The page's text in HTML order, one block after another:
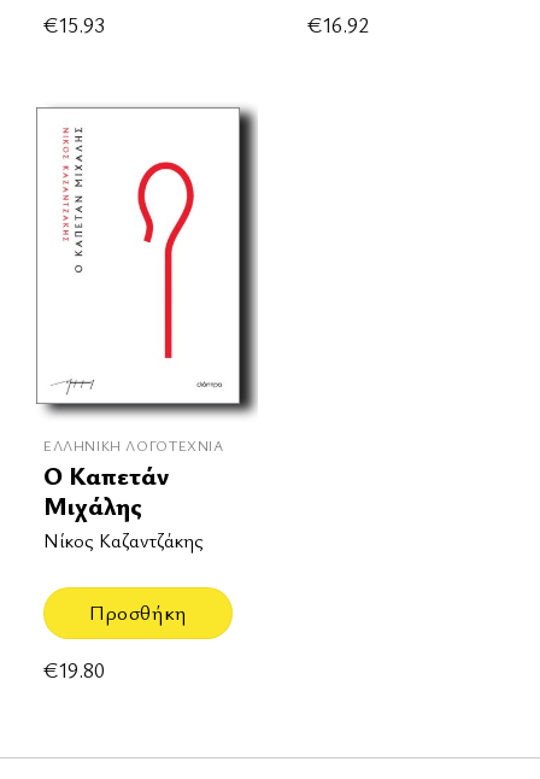
€15.93 €16.92
ΕΛΛΗΝΙΚΉ ΛΟΓΟΤΕΧΝΊΑ
Ο Καπετάν
Μιχάλης
Νίκος Καζαντζάκης
Προσθήκη
€19.80